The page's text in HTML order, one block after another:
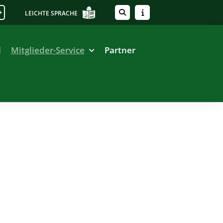
LEICHTE SPRACHE
Mitglieder-Service Partner